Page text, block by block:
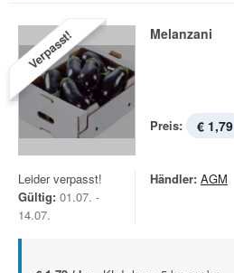
Verpasst! Melanzani
Preis: € 1,79
Leider verpasst!
Gültig: 01.07. -
14.07.
Händler: AGM